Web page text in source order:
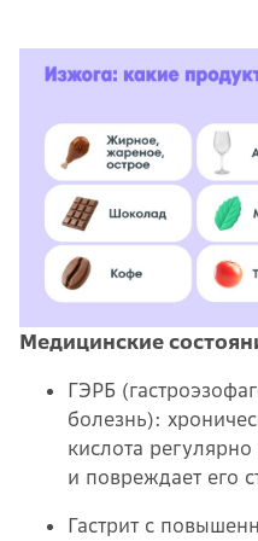
Медицинские
ГЭРБ
болезнь):
кислота
и повреждает его
Гастрит с